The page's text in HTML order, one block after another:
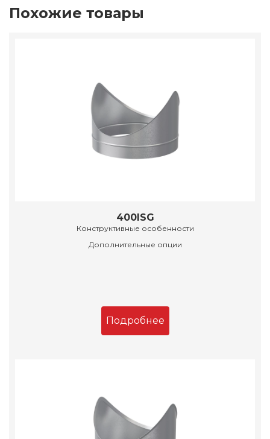
Похожие товары
400ISG
Конструктивные особенности
Дополнительные опции
Подробнее